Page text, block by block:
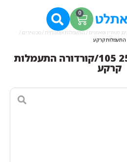
0
סטודיו ומאמנים / התעמלות אומנותית / מכשירים /
מזרון 250/100/004 105/קורדורה התעמלות
קרקע